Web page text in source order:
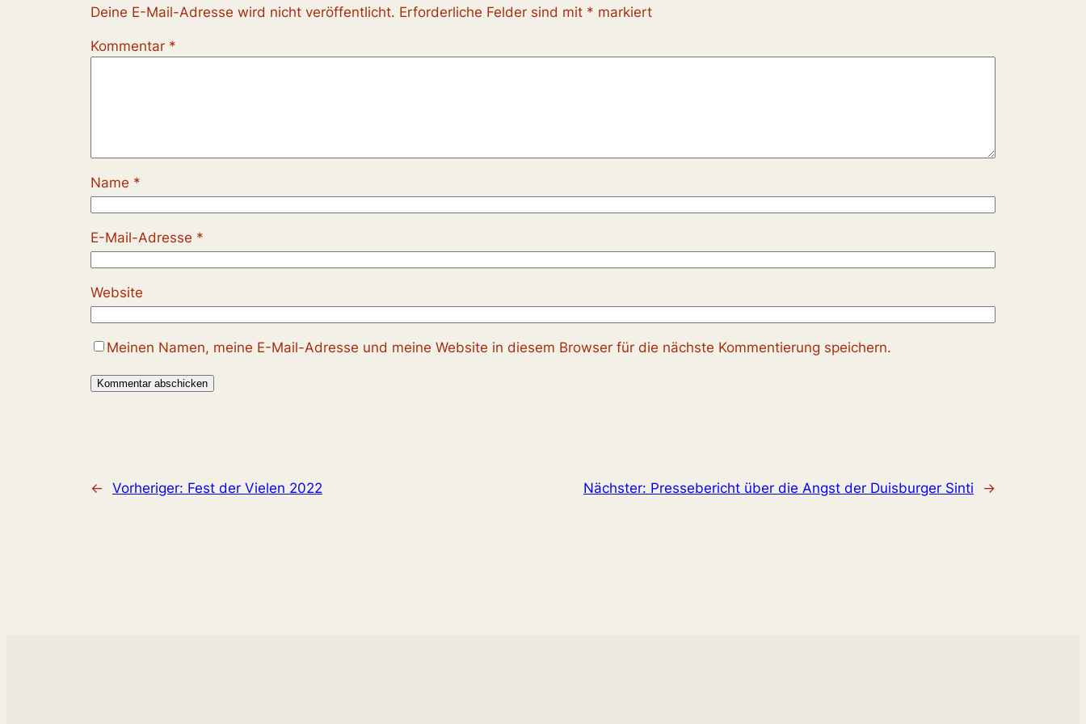
Deine E-Mail-Adresse wird nicht veröffentlicht. Erforderliche Felder sind mit * markiert
Kommentar *
Name *
E-Mail-Adresse *
Website
Meinen Namen, meine E-Mail-Adresse und meine Website in diesem Browser für die nächste Kommentierung speichern.
← Vorheriger: Fest der Vielen 2022 Nächster: Pressebericht über die Angst der Duisburger Sinti →